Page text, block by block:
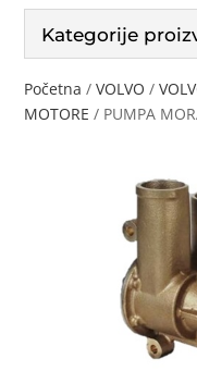
Kategorije
Početna /VOLVO /
MOTORE / PUMPA